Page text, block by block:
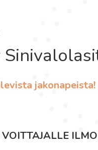
jakonapeista!